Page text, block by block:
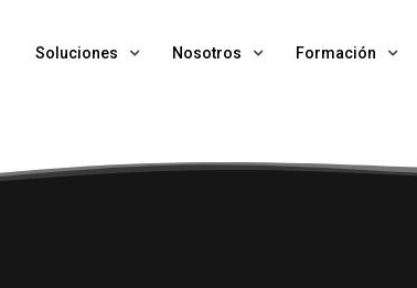
Soluciones Nosotros Formación